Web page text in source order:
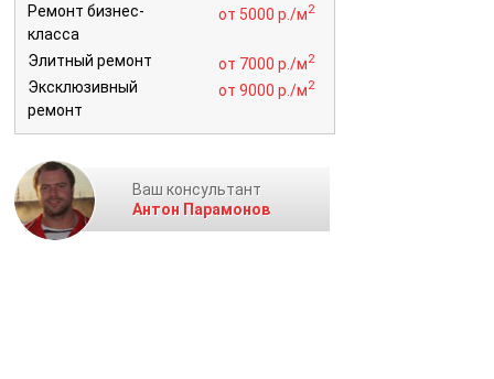
Ремонт бизнес-
класса
от 5000 р./м2
Элитный ремонт от 7000 р./м2
Эксклюзивный
ремонт
от 9000 р./м2
Ваш консультант
Антон Парамонов